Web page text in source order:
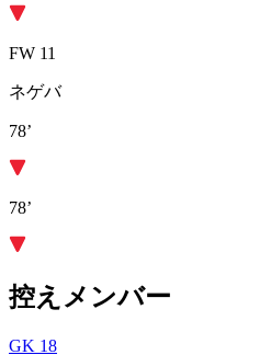
FW 11
ネゲバ
78’
78’
控えメンバー
GK 18